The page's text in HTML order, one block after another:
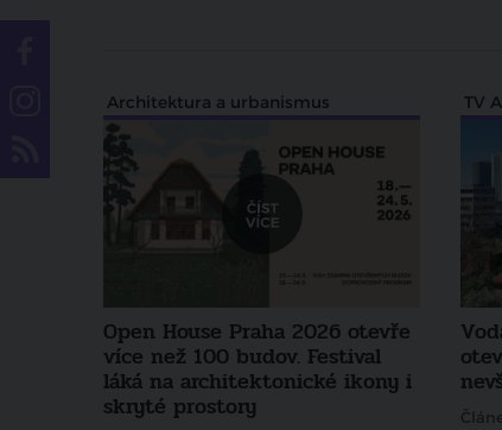
Architektura a urbanismus
Open House Praha 2026 otevře
více než 100 budov. Festival
láká na architektonické ikony i
skryté prostory
TV